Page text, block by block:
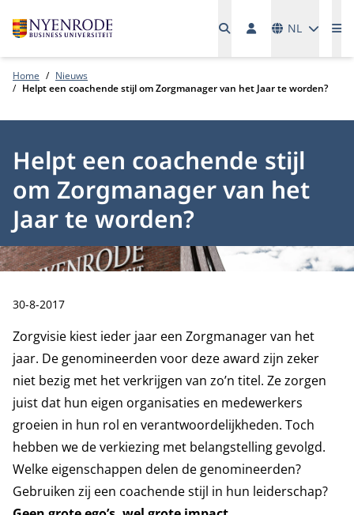
NL
Home
Nieuws
Helpt een coachende stijl om Zorgmanager van het Jaar te worden?
Helpt een coachende stijl
om Zorgmanager van het
Jaar te worden?
Publicatiedatum:
30-8-2017
Zorgvisie kiest ieder jaar een Zorgmanager van het
jaar. De genomineerden voor deze award zijn zeker
niet bezig met het verkrijgen van zo’n titel. Ze zorgen
juist dat hun eigen organisaties en medewerkers
groeien in hun rol en verantwoordelijkheden. Toch
hebben we de verkiezing met belangstelling gevolgd.
Welke eigenschappen delen de genomineerden?
Gebruiken zij een coachende stijl in hun leiderschap?